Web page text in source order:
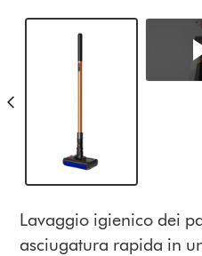
Lavaggio igienico dei
asciugatura rapida in